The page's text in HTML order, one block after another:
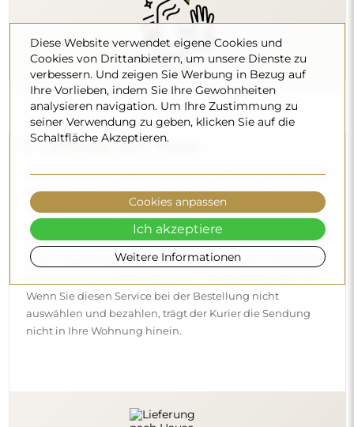
Lieferung nach Hause
Wir bieten einen Lieferservice nach Hause an, mit dem Sie
die Sendung direkt an Ihrer Haustür entgegennehmen.
Gegen einen Aufpreis von 40 € bieten wir zusätzlich einen
Hineintrageservice
an, mit dem die Sendung direkt in
Ihre Wohnung gebracht wird (für Maße bis 80×120 cm oder
einen Durchmesser von 100 cm). Bei größeren Produkten
Wenn Sie diesen Service bei der Bestellung nicht
auswählen und bezahlen, trägt der Kurier die Sendung
nicht in Ihre Wohnung hinein.
Diese Website verwendet eigene Cookies und
Cookies von Drittanbietern, um unsere Dienste zu
verbessern. Und zeigen Sie Werbung in Bezug auf
Ihre Vorlieben, indem Sie Ihre Gewohnheiten
analysieren navigation. Um Ihre Zustimmung zu
seiner Verwendung zu geben, klicken Sie auf die
Schaltfläche Akzeptieren.
Weitere Informationen
Cookies anpassen
Ich akzeptiere